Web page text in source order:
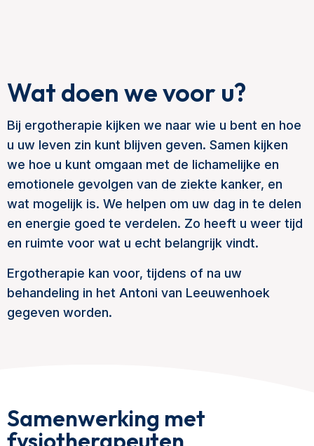
Wat doen we voor u?
Bij ergotherapie kijken we naar wie u bent en hoe
u uw leven zin kunt blijven geven. Samen kijken
we hoe u kunt omgaan met de lichamelijke en
emotionele gevolgen van de ziekte kanker, en
wat mogelijk is. We helpen om uw dag in te delen
en energie goed te verdelen. Zo heeft u weer tijd
en ruimte voor wat u echt belangrijk vindt.
Ergotherapie kan voor, tijdens of na uw
behandeling in het Antoni van Leeuwenhoek
gegeven worden.
Samenwerking met
fysiotherapeuten